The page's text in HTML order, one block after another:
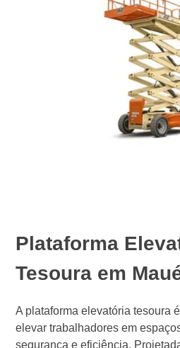
Plataforma
Tesoura em
A plataforma elevatória tesoura
elevar trabalhadores em
segurança e eficiência.